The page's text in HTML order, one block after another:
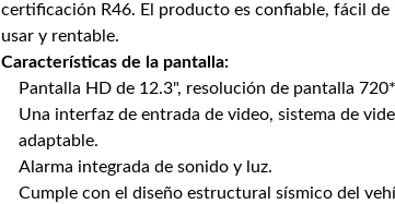
certificación R46. El producto es confiable, fácil de
usar y rentable.
Características de la pantalla:
Pantalla HD de 12.3", resolución de pantalla
Una interfaz de entrada de video, sistema de
adaptable.
Alarma integrada de sonido y luz.
Cumple con el diseño estructural sísmico del